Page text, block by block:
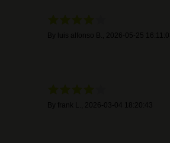
luis alfonso B. 2026-05-25 16:11:03
2026-03-04 18:20:43